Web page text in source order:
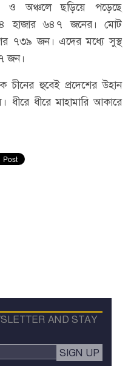
ও অঞ্চলে ছড়িয়ে পড়েছে
হাজার ৬৪৭ জনের। মোট
৭৩৯ জন। এদের মধ্যে সুস্থ
জন।
চীনের হুবেই প্রদেশের উহান
ধীরে মাহামারি আকারে
AND STAY